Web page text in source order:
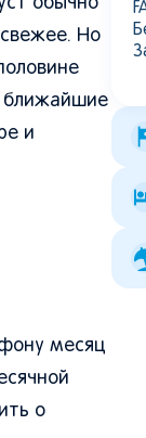
обычно
Но
ближайшие
и
месяц
о